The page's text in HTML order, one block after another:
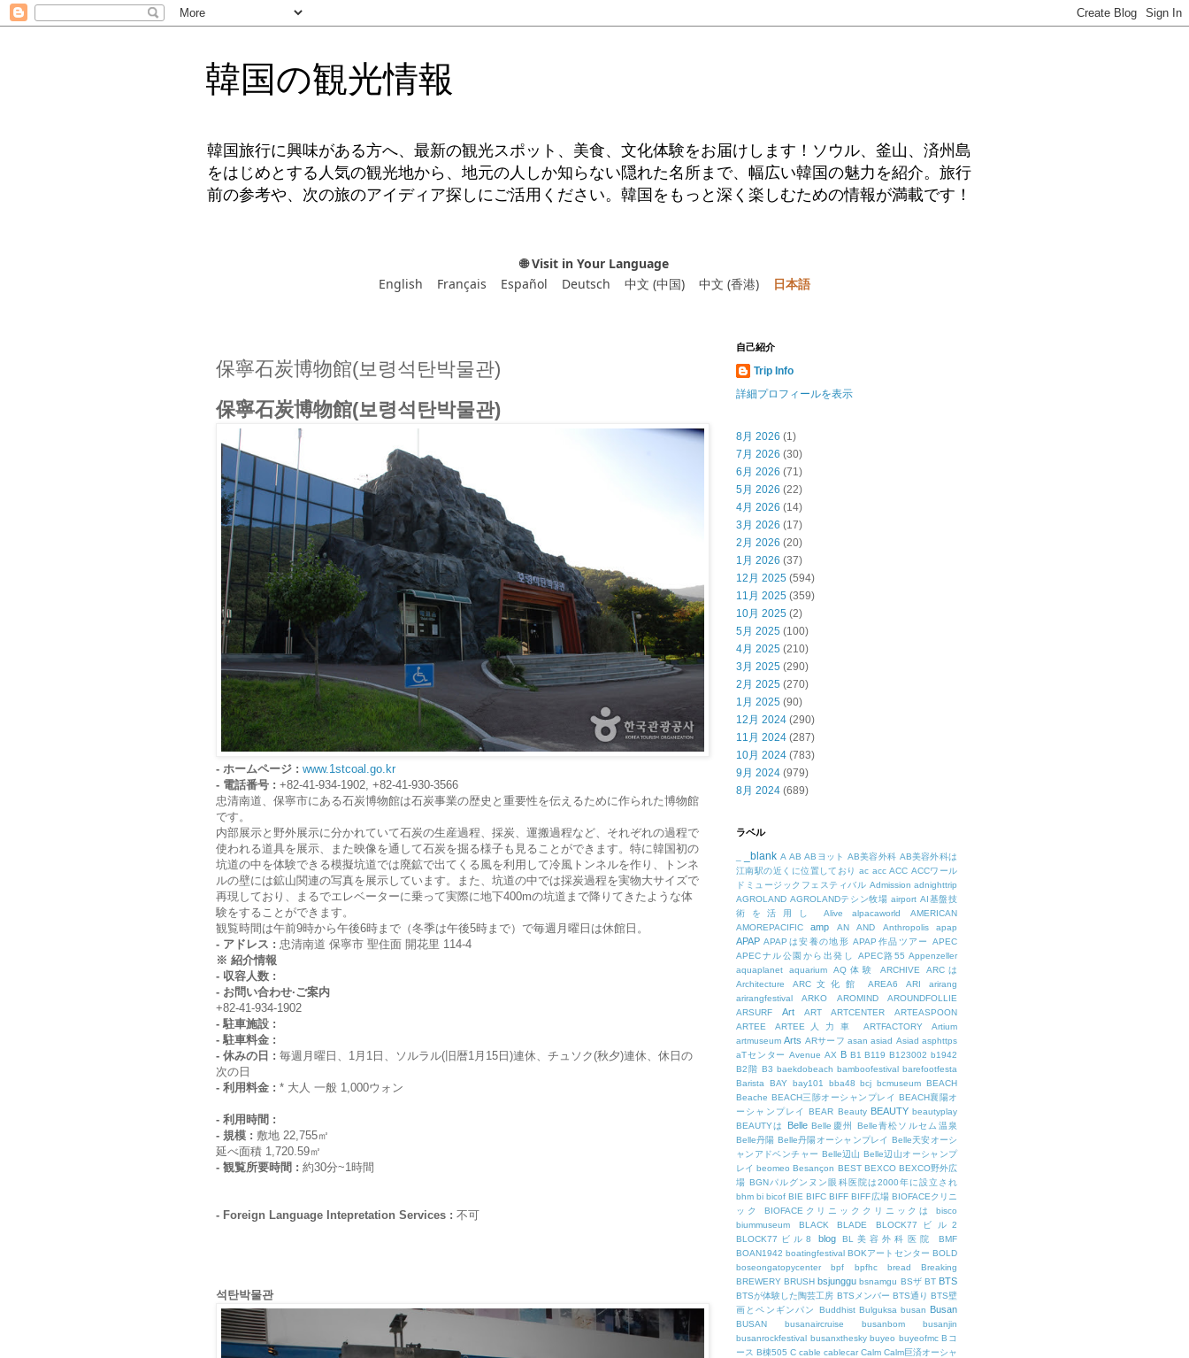
韓国の観光情報
韓国旅行に興味がある方へ、最新の観光スポット、美食、文化体験をお届けします！ソウル、釜山、済州島
をはじめとする人気の観光地から、地元の人しか知らない隠れた名所まで、幅広い韓国の魅力を紹介。旅行
前の参考や、次の旅のアイディア探しにご活用ください。韓国をもっと深く楽しむための情報が満載です！
🌐 Visit in Your Language
English
Français Español Deutsch 中文 (中国) 中文 (香港) 日本語
保寧石炭博物館(보령석탄박물관)
保寧石炭博物館(보령석탄박물관)
- ホームページ : www.1stcoal.go.kr
- 電話番号 : +82-41-934-1902, +82-41-930-3566
忠清南道、保寧市にある石炭博物館は石炭事業の歴史と重要性を伝えるために作られた博物館
です。
内部展示と野外展示に分かれていて石炭の生産過程、採炭、運搬過程など、それぞれの過程で
使われる道具を展示、また映像を通して石炭を掘る様子も見ることができます。特に韓国初の
坑道の中を体験できる模擬坑道では廃鉱で出てくる風を利用して冷風トンネルを作り、トンネ
ルの壁には鉱山関連の写真を展示しています。また、坑道の中では採炭過程を実物大サイズで
再現しており、まるでエレベーターに乗って実際に地下400mの坑道まで降りてきたような体
験をすることができます。
観覧時間は午前9時から午後6時まで（冬季は午後5時まで）で毎週月曜日は休館日。
- アドレス : 忠清南道 保寧市 聖住面 開花里 114-4
※ 紹介情報
- 収容人数 :
- お問い合わせ·ご案内
+82-41-934-1902
- 駐車施設 :
- 駐車料金 :
- 休みの日 : 毎週月曜日、1月1日、ソルラル(旧暦1月15日)連休、チュソク(秋夕)連休、休日の
次の日
- 利用料金 : * 大人 一般 1,000ウォン
- 利用時間 :
- 規模 : 敷地 22,755㎡
延べ面積 1,720.59㎡
- 観覧所要時間 : 約30分~1時間
- Foreign Language Intepretation Services : 不可
석탄박물관
自己紹介
Trip Info
詳細プロフィールを表示
8月 2026 (1)
7月 2026 (30)
6月 2026 (71)
5月 2026 (22)
4月 2026 (14)
3月 2026 (17)
2月 2026 (20)
1月 2026 (37)
12月 2025 (594)
11月 2025 (359)
10月 2025 (2)
5月 2025 (100)
4月 2025 (210)
3月 2025 (290)
2月 2025 (270)
1月 2025 (90)
12月 2024 (290)
11月 2024 (287)
10月 2024 (783)
9月 2024 (979)
8月 2024 (689)
ラベル
_blank A AB ABヨット AB美容外科 AB美容外科は
江南駅の近くに位置しており ac acc ACC ACCワール
ドミュージックフェスティバル Admission adnighttrip
AGROLAND AGROLANDテシン牧場 airport AI基盤技
術を活用し
Alive alpacaworld
AMERICAN
AMOREPACIFIC
amp AN AND Anthropolis apap
APAP APAPは安養の地形 APAP作品ツアー
APEC
APECナル公園から出発し
APEC路55 Appenzeller
aquaplanet
aquarium AQ体験 ARCHIVE
ARCは
Architecture
ARC文化館 AREA6 ARI
arirang
arirangfestival
ARKO AROMIND
AROUNDFOLLIE
ARSURF
Art ART ARTCENTER
ARTEASPOON
ARTEE
ARTEE人力車 ARTFACTORY
Artium
artmuseum Arts ARサーフ asan asiad Asiad asphttps
aTセンター Avenue AX B B1 B119 B123002 b1942
B2階 B3 baekdobeach bamboofestival barefootfesta
Barista
BAY bay101 bba48 bcj bcmuseum BEACH
Beache BEACH三陟オーシャンプレイ BEACH襄陽オ
ーシャンプレイ
BEAR Beauty BEAUTY beautyplay
BEAUTYは
Belle Belle慶州
Belle青松ソルセム温泉
Belle丹陽 Belle丹陽オーシャンプレイ Belle天安オーシ
ャンアドベンチャー Belle辺山 Belle辺山オーシャンプ
レイ beomeo Besançon BEST BEXCO BEXCO野外広
場 BGNパルグンヌン眼科医院は2000年に設立され
bhm bi bicof BIE BIFC BIFF BIFF広場 BIOFACEクリニ
ック
BIOFACEクリニッククリニックは
bisco
biummuseum
BLACK BLADE
BLOCK77ビル2
BLOCK77ビル8
blog BL美容外科医院
BMF
BOAN1942 boatingfestival BOKアートセンター BOLD
boseongatopycenter
bpf bpfhc bread
Breaking
BREWERY BRUSH bsjunggu bsnamgu BSザ BT BTS
BTSが体験した陶芸工房 BTSメンバー BTS通り BTS壁
画とペンギンパン
Buddhist Bulguksa busan Busan
BUSAN busanaircruise busanbom
busanjin
busanrockfestival busanxthesky buyeo buyeofmc Bコ
ース B棟505 C cable cablecar Calm Calm巨済オーシャ